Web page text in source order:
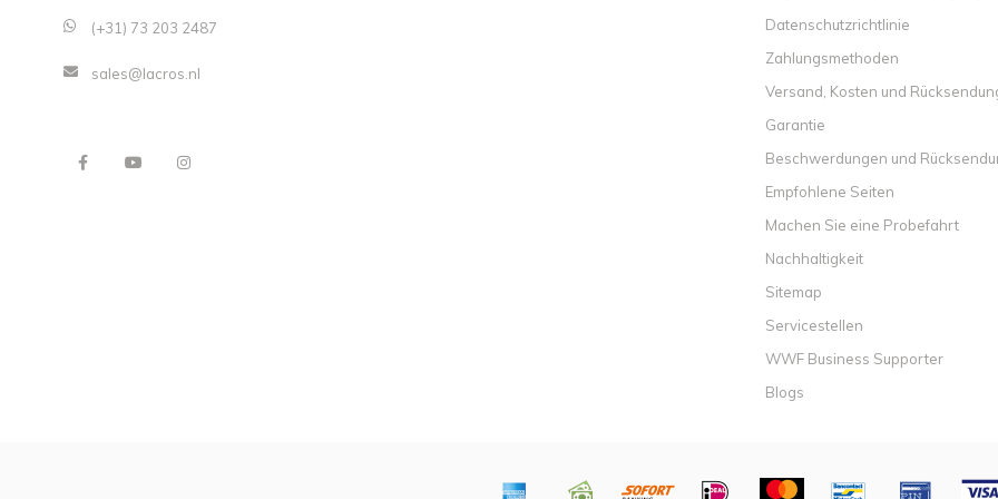
(+31) 73 203 2487
sales@lacros.nl
Datenschutzrichtlinie
Zahlungsmethoden
Versand, Kosten und
Garantie
Beschwerdungen und
Empfohlene Seiten
Machen Sie eine Probefahrt
Nachhaltigkeit
Sitemap
Servicestellen
WWF Business Supporter
Blogs